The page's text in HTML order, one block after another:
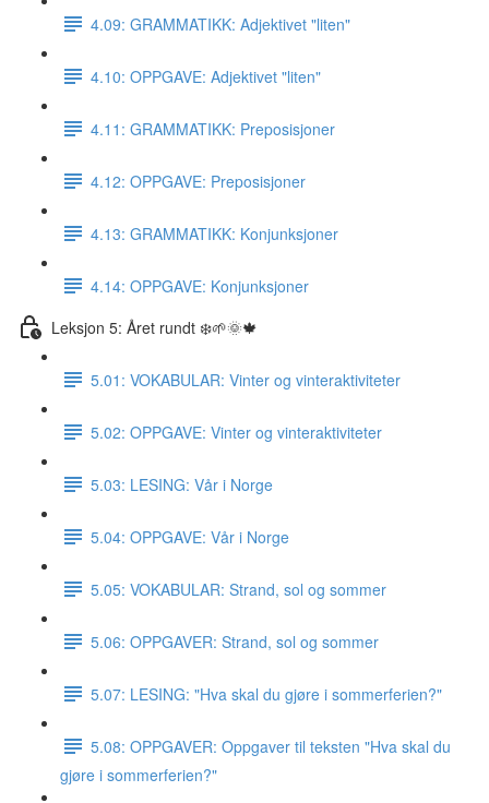
4.09: GRAMMATIKK: Adjektivet "liten"
4.10: OPPGAVE: Adjektivet "liten"
4.11: GRAMMATIKK: Preposisjoner
4.12: OPPGAVE: Preposisjoner
4.13: GRAMMATIKK: Konjunksjoner
4.14: OPPGAVE: Konjunksjoner
Leksjon 5: Året rundt ❄️🌱🌞🍁
5.01: VOKABULAR: Vinter og vinteraktiviteter
5.02: OPPGAVE: Vinter og vinteraktiviteter
5.03: LESING: Vår i Norge
5.04: OPPGAVE: Vår i Norge
5.05: VOKABULAR: Strand, sol og sommer
5.06: OPPGAVER: Strand, sol og sommer
5.07: LESING: "Hva skal du gjøre i sommerferien?"
5.08: OPPGAVER: Oppgaver til teksten "Hva skal du
gjøre i sommerferien?"